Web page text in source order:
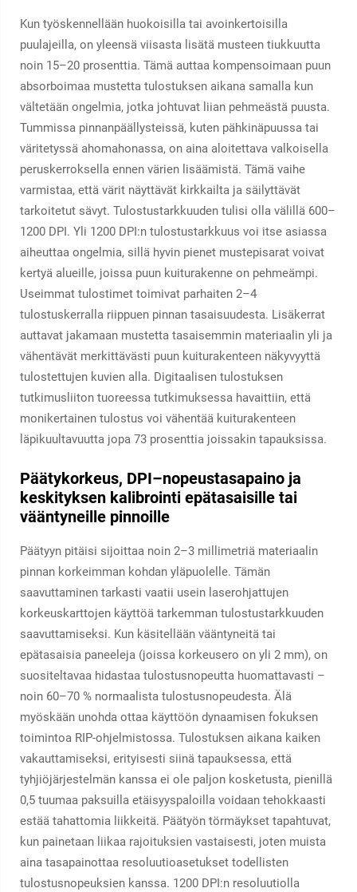
Kun työskennellään huokoisilla tai avoinkertoisilla
puulajeilla, on yleensä viisasta lisätä musteen tiukkuutta
noin 15–20 prosenttia. Tämä auttaa kompensoimaan puun
absorboimaa mustetta tulostuksen aikana samalla kun
vältetään ongelmia, jotka johtuvat liian pehmeästä puusta.
Tummissa pinnanpäällysteissä, kuten pähkinäpuussa tai
väritetyssä ahomahonassa, on aina aloitettava valkoisella
peruskerroksella ennen värien lisäämistä. Tämä vaihe
varmistaa, että värit näyttävät kirkkailta ja säilyttävät
tarkoitetut sävyt. Tulostustarkkuuden tulisi olla välillä 600–
1200 DPI. Yli 1200 DPI:n tulostustarkkuus voi itse asiassa
aiheuttaa ongelmia, sillä hyvin pienet mustepisarat voivat
kertyä alueille, joissa puun kuiturakenne on pehmeämpi.
Useimmat tulostimet toimivat parhaiten 2–4
tulostuskerralla riippuen pinnan tasaisuudesta. Lisäkerrat
auttavat jakamaan mustetta tasaisemmin materiaalin yli ja
vähentävät merkittävästi puun kuiturakenteen näkyvyyttä
tulostettujen kuvien alla. Digitaalisen tulostuksen
tutkimusliiton tuoreessa tutkimuksessa havaittiin, että
monikertainen tulostus voi vähentää kuiturakenteen
läpikuultavuutta jopa 73 prosenttia joissakin tapauksissa.
Päätykorkeus, DPI–nopeustasapaino ja
keskityksen kalibrointi epätasaisille tai
vääntyneille pinnoille
Päätyyn pitäisi sijoittaa noin 2–3 millimetriä materiaalin
pinnan korkeimman kohdan yläpuolelle. Tämän
saavuttaminen tarkasti vaatii usein laserohjattujen
korkeuskarttojen käyttöä tarkemman tulostustarkkuuden
saavuttamiseksi. Kun käsitellään vääntyneitä tai
epätasaisia paneeleja (joissa korkeusero on yli 2 mm), on
suositeltavaa hidastaa tulostusnopeutta huomattavasti –
noin 60–70 % normaalista tulostusnopeudesta. Älä
myöskään unohda ottaa käyttöön dynaamisen fokuksen
toimintoa RIP-ohjelmistossa. Tulostuksen aikana kaiken
vakauttamiseksi, erityisesti siinä tapauksessa, että
tyhjiöjärjestelmän kanssa ei ole paljon kosketusta, pienillä
0,5 tuumaa paksuilla etäisyyspaloilla voidaan tehokkaasti
estää tahattomia liikkeitä. Päätyön törmäykset tapahtuvat,
kun painetaan liikaa rajoituksien vastaisesti, joten muista
aina tasapainottaa resoluutioasetukset todellisten
tulostusnopeuksien kanssa. 1200 DPI:n resoluutiolla